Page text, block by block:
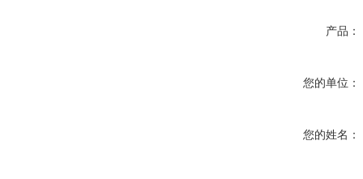
产品：
您的单位：
您的姓名：